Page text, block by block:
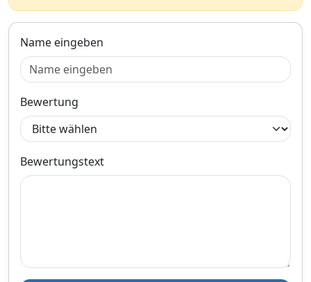
Lieferung
3-5 Werktage
Produktinformationen des Anbieters
Name eingeben
Bewertung
Bewertungstext